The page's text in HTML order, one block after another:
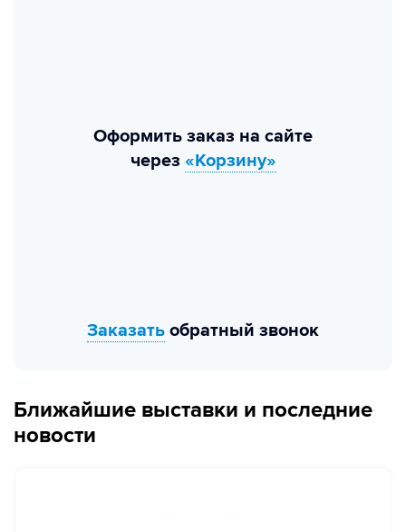
Оформить заказ на сайте
через «Корзину»
Заказать обратный звонок
Ближайшие выставки и последние
новости